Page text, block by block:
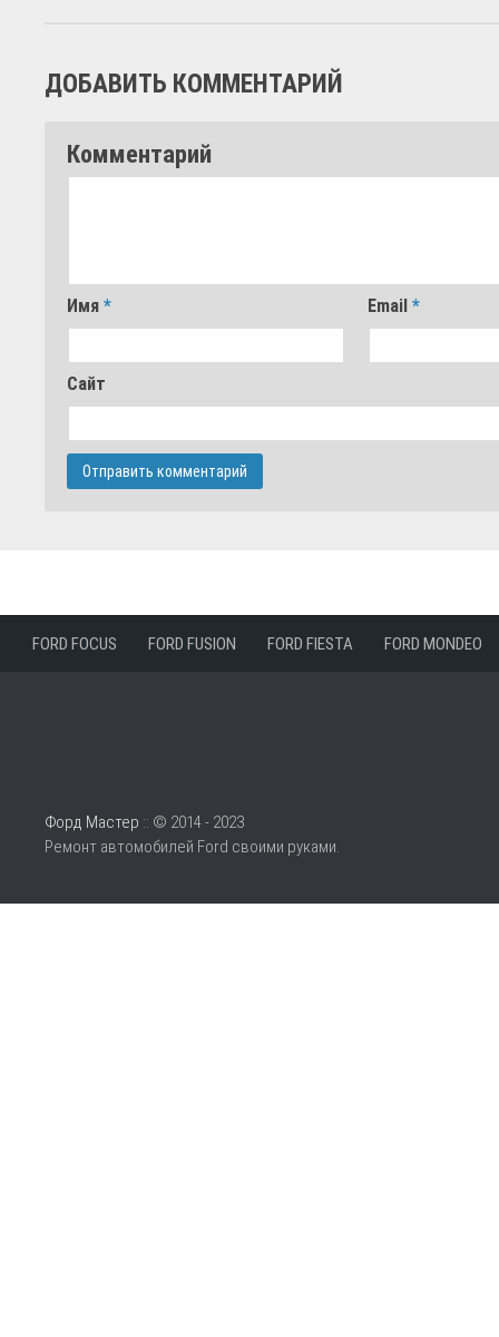
ДОБАВИТЬ КОММЕНТАРИЙ
Комментарий
Имя * Email*
Сайт
FORD FOCUS FORD FUSION FORD FIESTA FORD MONDEO
Форд Мастер :: © 2014 - 2023
Ремонт автомобилей Ford своими руками.